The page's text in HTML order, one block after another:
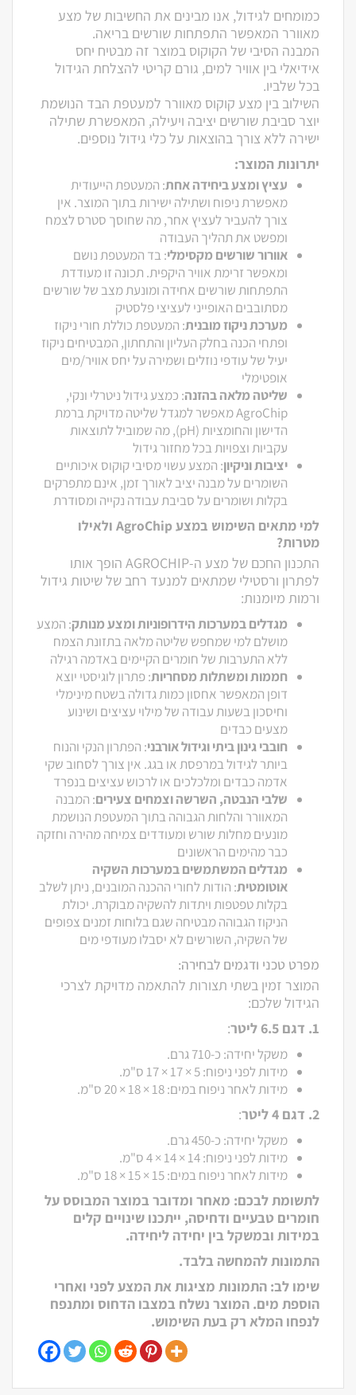
כמומחים לגידול, אנו מבינים את החשיבות של מצע
מאוורר המאפשר התפתחות שורשים בריאה.
המבנה הסיבי של הקוקוס במוצר זה מבטיח יחס
אידיאלי בין אוויר למים, גורם קריטי להצלחת הגידול
בכל שלביו.
השילוב בין מצע קוקוס מאוורר למעטפת הבד הנושמת
יוצר סביבת שורשים יציבה ויעילה, המאפשרת שתילה
ישירה ללא צורך בהוצאות על כלי גידול נוספים.
יתרונות המוצר:
עציץ ומצע ביחידה אחת: המעטפת הייעודית
מאפשרת ניפוח ושתילה ישירות בתוך המוצר. אין
צורך להעביר לעציץ אחר, מה שחוסך סטרס לצמח
ומפשט את תהליך העבודה
אוורור שורשים מקסימלי: בד המעטפת נושם
ומאפשר זרימת אוויר היקפית. תכונה זו מעודדת
התפתחות שורשים אחידה ומונעת מצב של שורשים
מסתובבים האופייני לעציצי פלסטיק
מערכת ניקוז מובנית: המעטפת כוללת חורי ניקוז
ופתחי הכנה בחלק העליון והתחתון, המבטיחים ניקוז
יעיל של עודפי נוזלים ושמירה על יחס אוויר/מים
אופטימלי
שליטה מלאה בהזנה: כמצע גידול ניטרלי ונקי,
AgroChip מאפשר למגדל שליטה מדויקת ברמת
הדישון והחומציות (pH), מה שמוביל לתוצאות
עקביות וצפויות בכל מחזור גידול
יציבות וניקיון: המצע עשוי מסיבי קוקוס איכותיים
השומרים על מבנה יציב לאורך זמן, אינם מתפרקים
בקלות ושומרים על סביבת עבודה נקייה ומסודרת
למי מתאים השימוש במצע AgroChip ולאילו
מטרות?
התכנון החכם של מצע ה-AGROCHIP הופך אותו
לפתרון ורסטילי שמתאים למנעד רחב של שיטות גידול
ורמות מיומנות:
מגדלים במערכות הידרופוניות ומצע מנותק: המצע
מושלם למי שמחפש שליטה מלאה בתזונת הצמח
ללא התערבות של חומרים הקיימים באדמה רגילה
חממות ומשתלות מסחריות: פתרון לוגיסטי יוצא
דופן המאפשר אחסון כמות גדולה בשטח מינימלי
וחיסכון בשעות עבודה של מילוי עציצים ושינוע
מצעים כבדים
חובבי גינון ביתי וגידול אורבני: הפתרון הנקי והנוח
ביותר לגידול במרפסת או בגג. אין צורך לסחוב שקי
אדמה כבדים ומלכלכים או לרכוש עציצים בנפרד
שלבי הנבטה, השרשה וצמחים צעירים: המבנה
המאוורר והלחות הגבוהה בתוך המעטפת הנושמת
מונעים מחלות שורש ומעודדים צמיחה מהירה וחזקה
כבר מהימים הראשונים
מגדלים המשתמשים במערכות השקיה
אוטומטית: הודות לחורי ההכנה המובנים, ניתן לשלב
בקלות טפטפות ויתדות להשקיה מבוקרת. יכולת
הניקוז הגבוהה מבטיחה שגם בלוחות זמנים צפופים
של השקיה, השורשים לא יסבלו מעודפי מים
מפרט טכני ודגמים לבחירה:
המוצר זמין בשתי תצורות להתאמה מדויקת לצרכי
הגידול שלכם:
1. דגם 6.5 ליטר
:
משקל יחידה: כ-710 גרם.
מידות לפני ניפוח: 5 × 17 × 17 ס"מ.
מידות לאחר ניפוח במים: ‎20 × 18 × 18 ס"מ.
2. דגם 4 ליטר :
משקל יחידה: כ-450 גרם.
מידות לפני ניפוח: 14 × 14 × 4 ס"מ.
מידות לאחר ניפוח במים: 15 × 15 × 18 ס"מ.
לתשומת לבכם: מאחר ומדובר במוצר המבוסס על
חומרים טבעיים ודחיסה, ייתכנו שינויים קלים
במידות ובמשקל בין יחידה ליחידה.
התמונות להמחשה בלבד.
שימו לב: התמונות מציגות את המצע לפני ואחרי
הוספת מים. המוצר נשלח במצבו הדחוס ומתנפח
לנפחו המלא רק בעת השימוש.